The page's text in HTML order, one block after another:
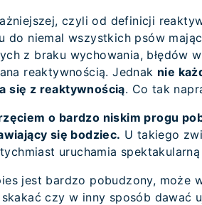
czyli od definicji
do niemal wszystkich psów
z braku wychowania, błędów
reaktywnością. Jednak nie
się z reaktywnością. Co tak
o bardzo niskim progu
się bodziec. U takiego
uruchamia spektakularną
jest bardzo pobudzony, może
czy w inny sposób dawać